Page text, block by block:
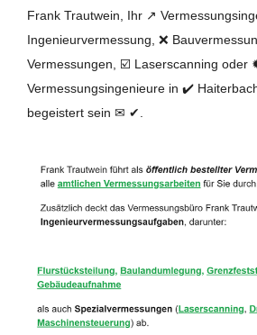
Frank Trautwein, Ihr ↗️
Ingenieurvermessung, ❌
Vermessungen, ☑️ Laserscanning oder
Vermessungsingenieure in ✔️
begeistert sein ✉ ✔.